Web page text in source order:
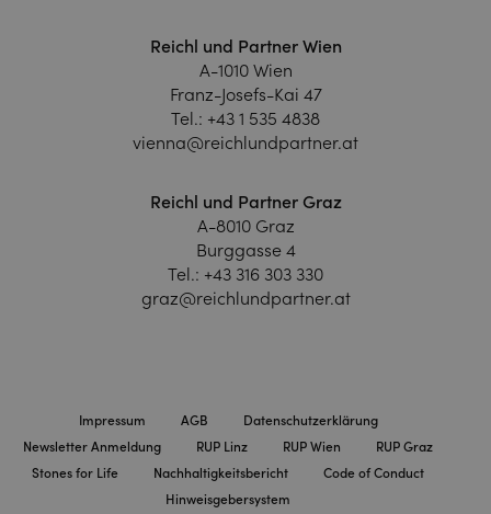
Reichl und Partner Wien
A-1010 Wien
Franz-Josefs-Kai 47
Tel.: +43 1 535 4838
vienna@reichlundpartner.at
Reichl und Partner Graz
A-8010 Graz
Burggasse 4
Tel.: +43 316 303 330
graz@reichlundpartner.at
Impressum AGB
Datenschutzerklärung
Newsletter Anmeldung
RUP Linz RUP Wien
RUP Graz
Stones for Life
Nachhaltigkeitsbericht
Code of Conduct
Hinweisgebersystem